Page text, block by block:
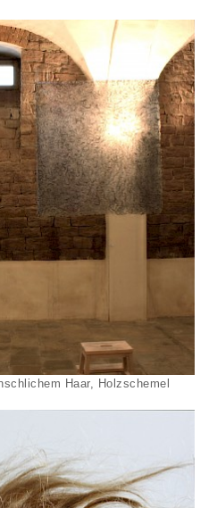
Haar, Holzschemel